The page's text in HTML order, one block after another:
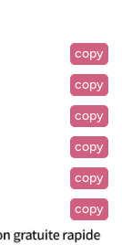
copy
copy
copy
copy
copy
copy